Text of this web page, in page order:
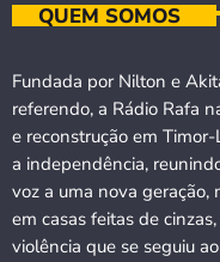
QUEM SOMOS
Fundada por Nilton e
referendo, a Rádio Rafa
e reconstrução em
a independência,
voz a uma nova
em casas feitas de
violência que se seguiu